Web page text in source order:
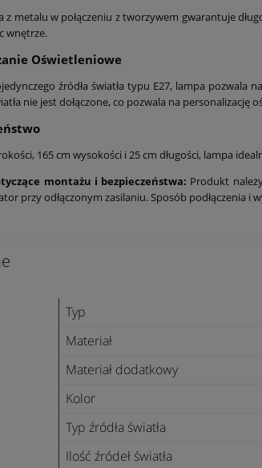
metalu w połączeniu z tworzywem gwarantuje
wnętrze.
Oświetleniowe
źródła światła typu E27, lampa
nie jest dołączone, co pozwala na personalizację
165 cm wysokości i 25 cm długości, lampa
montażu i bezpieczeństwa: Produkt
przy odłączonym zasilaniu. Sposób podłączenia
Typ
Materiał
Materiał dodatkowy
Kolor
Typ źródła światła
Ilość źródeł światła